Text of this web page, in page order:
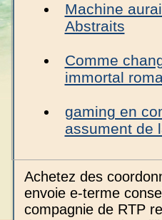
Machine
Abstraits
Comme
immortal
gaming en
assument de
Achetez des
envoie e-terme
compagnie de RTP